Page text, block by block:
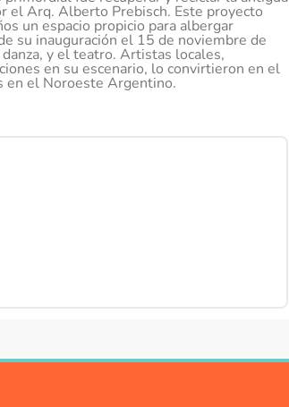
el Arq. Alberto Prebisch. Este proyecto
un espacio propicio para albergar
su inauguración el 15 de noviembre de
y el teatro. Artistas locales,
en su escenario, lo convirtieron en el
en el Noroeste Argentino.